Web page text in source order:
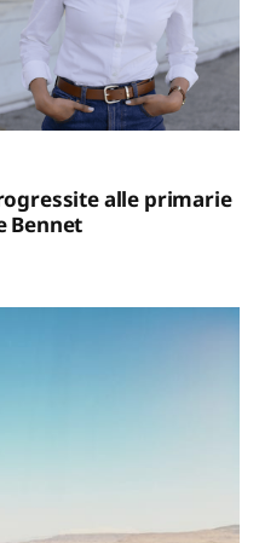
alle primarie
Bennet